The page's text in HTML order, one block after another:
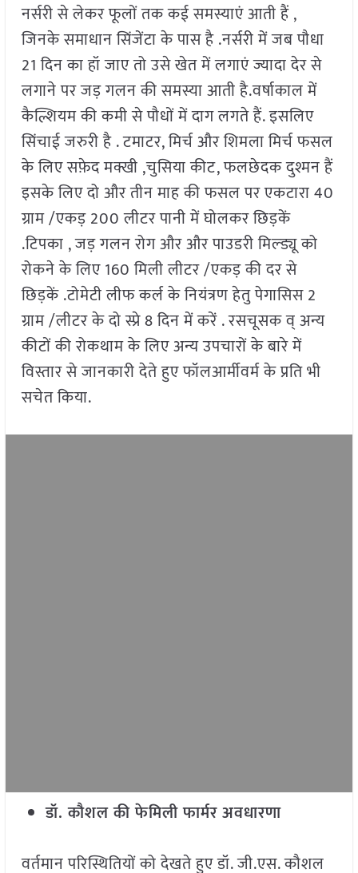
नर्सरी से लेकर फूलों तक कई समस्याएं आती हैं ,
जिनके समाधान सिंजेंटा के पास है .नर्सरी में जब पौधा
21 दिन का हॉ जाए तो उसे खेत में लगाएं ज्यादा देर से
लगाने पर जड़ गलन की समस्या आती है.वर्षाकाल में
कैल्शियम की कमी से पौधों में दाग लगते हैं. इसलिए
सिंचाई जरुरी है . टमाटर, मिर्च और शिमला मिर्च फसल
के लिए सफ़ेद मक्खी ,चुसिया कीट, फलछेदक दुश्मन हैं
इसके लिए दो और तीन माह की फसल पर एकटारा 40
ग्राम /एकड़ 200 लीटर पानी में घोलकर छिड़कें
.टिपका , जड़ गलन रोग और और पाउडरी मिल्ड्यू को
रोकने के लिए 160 मिली लीटर /एकड़ की दर से
छिड़कें .टोमेटी लीफ कर्ल के नियंत्रण हेतु पेगासिस 2
ग्राम /लीटर के दो स्प्रे 8 दिन में करें . रसचूसक व् अन्य
कीटों की रोकथाम के लिए अन्य उपचारों के बारे में
विस्तार से जानकारी देते हुए फॉलआर्मीवर्म के प्रति भी
सचेत किया.
डॉ. कौशल की फेमिली फार्मर अवधारणा
वर्तमान परिस्थितियों को देखते हुए डॉ. जी.एस. कौशल